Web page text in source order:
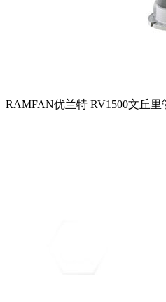
RAMFAN优兰特 RV1500文丘里